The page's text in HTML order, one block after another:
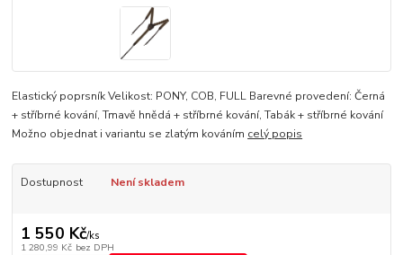
Elastický poprsník Velikost: PONY, COB, FULL Barevné provedení: Černá
+ stříbrné kování, Tmavě hnědá + stříbrné kování, Tabák + stříbrné kování
Možno objednat i variantu se zlatým kováním celý popis
Dostupnost Není skladem
1 550 Kč/ks
1 280,99 Kč bez DPH